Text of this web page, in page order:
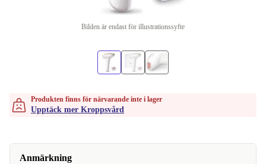
Bilden är endast för illustrationssyfte
Produkten finns för närvarande inte i lager
Upptäck mer Kroppsvård
Anmärkning